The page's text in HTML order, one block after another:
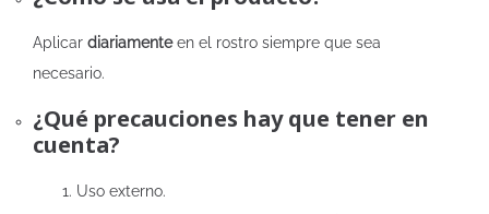
Aplicar diariamenteen el rostro siempre que sea
necesario.
¿Qué precauciones hay que tener en
cuenta?
Uso externo.